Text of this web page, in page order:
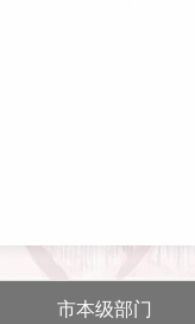
市本级部门